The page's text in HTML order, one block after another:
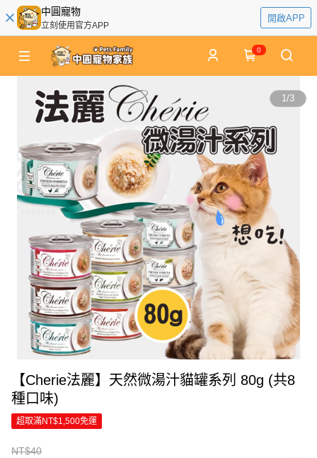
中圓寵物
立刻使用官方APP
開啟APP
0
1/3
【Cherie法麗】天然微湯汁貓罐系列 80g (共8
種口味)
超取滿NT$1,500免運
NT$40